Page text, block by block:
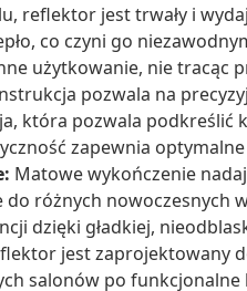
reflektor jest trwały i
co czyni go
użytkowanie, nie tracąc
pozwala na
która pozwala podkreślić
zapewnia
Matowe wykończenie
do różnych nowoczesnych
dzięki gładkiej,
jest zaprojektowany
salonów po funkcjonalne